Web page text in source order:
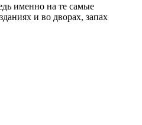
именно на те самые
и во дворах, запах